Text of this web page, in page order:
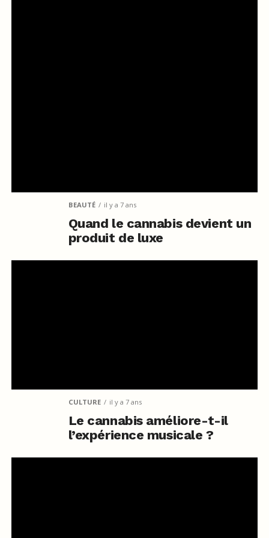
BEAUTÉ il y a 7 ans
Quand le cannabis devient un
produit de luxe
CULTURE il y a 7 ans
Le cannabis améliore-t-il
l’expérience musicale ?